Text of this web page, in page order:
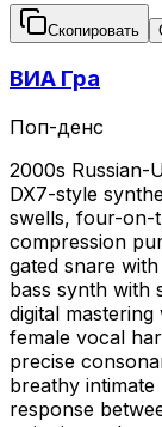
Скопировать
ВИА Гра
Поп-денс
2000s Russian-
DX7-style
swells, four-on-
compression
gated snare
bass synth with
digital
female vocal
precise
breathy
response